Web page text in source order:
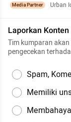
Media Partner Urban
Laporkan Konten
Tim kumparan
pengecekan
Spam,
Memiliki